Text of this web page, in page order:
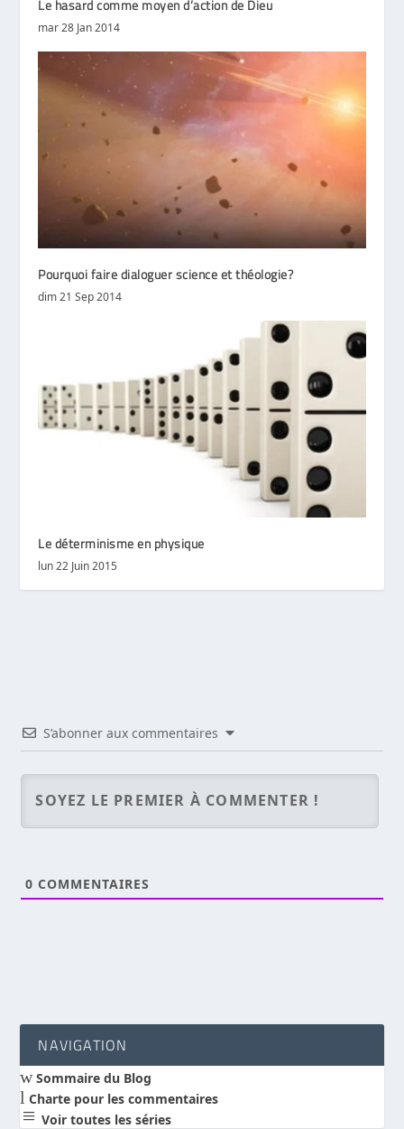
Le hasard comme moyen d’action de Dieu
mar 28 Jan 2014
Pourquoi faire dialoguer science et théologie?
dim 21 Sep 2014
Le déterminisme en physique
lun 22 Juin 2015
S’abonner aux commentaires
0 COMMENTAIRES
NAVIGATION
wSommaire du Blog
l Charte pour les commentaires
a Voir toutes les séries